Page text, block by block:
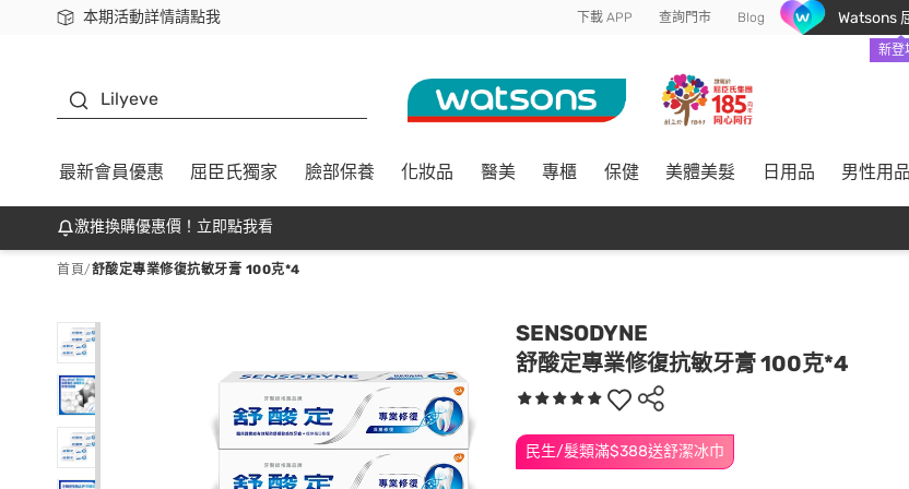
本期活動詳情請點我
下載app最高回饋$350 下載 APP 查詢門市 Blog Watsons
新登
Lilyeve
最新會員優惠 屈臣氏獨家 臉部保養 化妝品 醫美 專櫃 保健 美體美髮 日用品 男性用品
激推換購優惠價！立即點我看
首頁/舒酸定專業修復抗敏牙膏 100克*4
SENSODYNE
舒酸定專業修復抗敏牙膏 100克*4
民生/髮類滿$388送舒潔冰巾